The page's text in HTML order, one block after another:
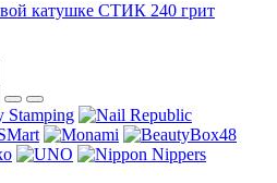
катушке СТИК 240 грит